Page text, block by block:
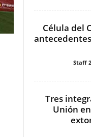
Célula del
Staff
Tres
Unión